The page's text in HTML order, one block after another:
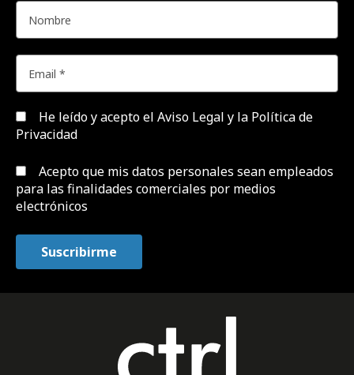
He leído y acepto el Aviso Legal y la Política de
Privacidad
Acepto que mis datos personales sean empleados
para las finalidades comerciales por medios
electrónicos